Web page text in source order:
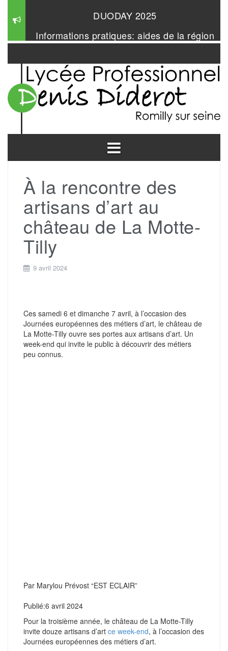
contenu
Informations pratiques: aides de la région
Mangabul 2026
À la rencontre des
artisans d’art au
château de La Motte-
Tilly
9 avril 2024
Ces samedi 6 et dimanche 7 avril, à l’occasion des
Journées européennes des métiers d’art, le château de
La Motte-Tilly ouvre ses portes aux artisans d’art. Un
week-end qui invite le public à découvrir des métiers
peu connus.
Par Marylou Prévost “EST ECLAIR”
Publié:6 avril 2024
Pour la troisième année, le château de La Motte-Tilly
invite douze artisans d’art ce week-end, à l’occasion des
Journées européennes des métiers d’art.